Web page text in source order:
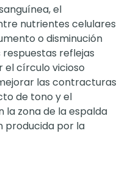
el
nutrientes celulares
o disminución
reflejas
el círculo vicioso
las contracturas
de tono y el
zona de la espalda
producida por la